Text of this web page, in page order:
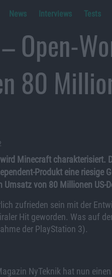
News Interviews Tests
Open-
80
Minecraft charakterisiert.
Produkt eine riesige
Umsatz von 80 Millionen US-
zufrieden sein mit der
Hit geworden. Was auf
der PlayStation 3).
NyTeknik hat nun